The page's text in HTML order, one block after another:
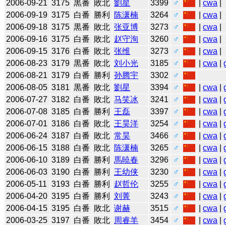
2006-09-21 3175 黒番 敗北 劉星 3399 ♂ |cwa
2006-09-19 3175 白番 勝利 陈潇楠 3264 ♂ |cwa
2006-09-18 3175 黒番 敗北 张亚博 3273 ♂ |cwa
2006-09-16 3175 白番 敗北 赵守洵 3260 ♂ |cwa
2006-09-15 3176 白番 敗北 张维 3273 ♂ |cwa
2006-08-23 3179 黒番 敗北 刘小光 3185 ♂ |cwa |
2006-08-21 3179 白番 勝利 孙腾宇 3302
♂
2006-08-05 3181 黒番 敗北 劉星 3394 ♂ |cwa |
2006-07-27 3182 白番 敗北 马笑冰 3241 ♂ |cwa |
2006-07-08 3185 白番 勝利 王磊 3397 ♂ |cwa |
2006-07-01 3186 白番 敗北 王昊洋 3254 ♂ |cwa |
2006-06-24 3187 白番 敗北 常昊 3466 ♂ |cwa |
2006-06-15 3188 白番 敗北 陈潇楠 3265 ♂ |cwa |
2006-06-10 3189 白番 勝利 馬暁春 3296 ♂ |cwa |
2006-06-03 3190 白番 勝利 王幼侠 3230 ♂ |cwa |
2006-05-11 3193 白番 勝利 赵哲伦 3255 ♂ |cwa |
2006-04-20 3195 白番 勝利 刘菁 3243 ♂ |cwa |
2006-04-15 3195 白番 敗北 谢赫 3515 ♂ |cwa |
2006-03-25 3197 白番 敗北 周睿羊 3454 ♂ |cwa |